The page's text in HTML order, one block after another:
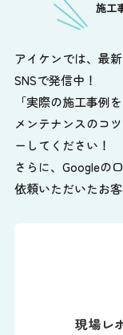
施工
アイケンでは、最
SNSで発信中！
「実際の施工事例
メンテナンスのコ
ーしてください！
さらに、Googleの
依頼いただいたお
現場レ